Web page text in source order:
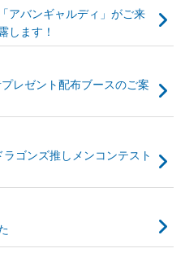
アバンギャルディ」がご来
します！
レゼント配布ブースのご案
ゴンズ推しメンコンテスト